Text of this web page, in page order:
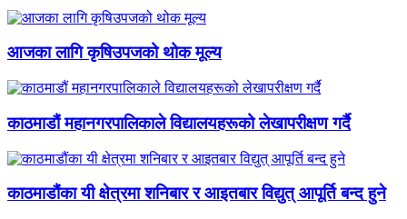
आजका लागि कृषिउपजको थोक मूल्य
काठमाडौं महानगरपालिकाले विद्यालयहरूको लेखापरीक्षण गर्दै
काठमाडौंका यी क्षेत्रमा शनिबार र आइतबार विद्युत् आपूर्ति बन्द हुने